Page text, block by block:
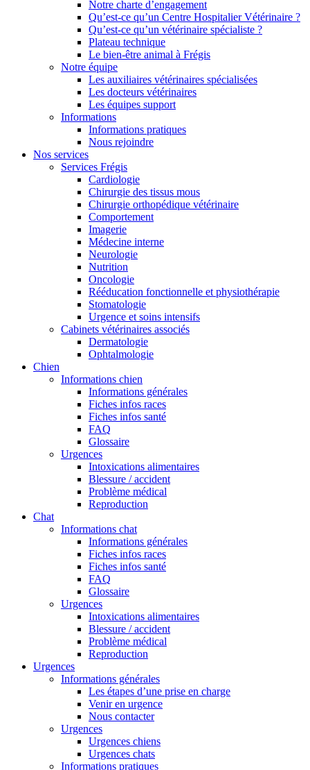
Notre charte d’engagement
Qu’est-ce qu’un Centre Hospitalier Vétérinaire ?
Qu’est-ce qu’un vétérinaire spécialiste ?
Plateau technique
Le bien-être animal à Frégis
Notre équipe
Les auxiliaires vétérinaires spécialisées
Les docteurs vétérinaires
Les équipes support
Informations
Informations pratiques
Nous rejoindre
Nos services
Services Frégis
Cardiologie
Chirurgie des tissus mous
Chirurgie orthopédique vétérinaire
Comportement
Imagerie
Médecine interne
Neurologie
Nutrition
Oncologie
Rééducation fonctionnelle et physiothérapie
Stomatologie
Urgence et soins intensifs
Cabinets vétérinaires associés
Dermatologie
Ophtalmologie
Chien
Informations chien
Informations générales
Fiches infos races
Fiches infos santé
FAQ
Glossaire
Urgences
Intoxications alimentaires
Blessure / accident
Problème médical
Reproduction
Chat
Informations chat
Informations générales
Fiches infos races
Fiches infos santé
FAQ
Glossaire
Urgences
Intoxications alimentaires
Blessure / accident
Problème médical
Reproduction
Urgences
Informations générales
Les étapes d’une prise en charge
Venir en urgence
Nous contacter
Urgences
Urgences chiens
Urgences chats
Informations pratiques